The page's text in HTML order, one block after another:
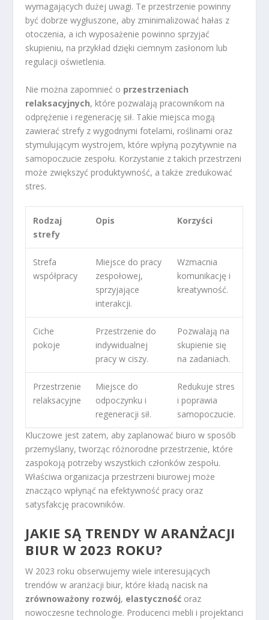
wymagających dużej uwagi. Te przestrzenie powinny
być dobrze wygłuszone, aby zminimalizować hałas z
otoczenia, a ich wyposażenie powinno sprzyjać
skupieniu, na przykład dzięki ciemnym zasłonom lub
regulacji oświetlenia.
Nie można zapomnieć o przestrzeniach
relaksacyjnych, które pozwalają pracownikom na
odprężenie i regenerację sił. Takie miejsca mogą
zawierać strefy z wygodnymi fotelami, roślinami oraz
stymulującym wystrojem, które wpłyną pozytywnie na
samopoczucie zespołu. Korzystanie z takich przestrzeni
może zwiększyć produktywność, a także zredukować
stres.
Rodzaj
strefy
Opis Korzyści
Strefa
współpracy
Miejsce do pracy
zespołowej,
sprzyjające
interakcji.
Wzmacnia
komunikację i
kreatywność.
Ciche
pokoje
Przestrzenie do
indywidualnej
pracy w ciszy.
Pozwalają na
skupienie się
na zadaniach.
Przestrzenie
relaksacyjne
Miejsce do
odpoczynku i
regeneracji sił.
Redukuje stres
i poprawia
samopoczucie.
Kluczowe jest zatem, aby zaplanować biuro w sposób
przemyślany, tworząc różnorodne przestrzenie, które
zaspokoją potrzeby wszystkich członków zespołu.
Właściwa organizacja przestrzeni biurowej może
znacząco wpłynąć na efektywność pracy oraz
satysfakcję pracowników.
JAKIE SĄ TRENDY W ARANŻACJI
BIUR W 2023 ROKU?
W 2023 roku obserwujemy wiele interesujących
trendów w aranżacji biur, które kładą nacisk na
zrównoważony rozwój, elastyczność oraz
nowoczesne technologie. Producenci mebli i projektanci